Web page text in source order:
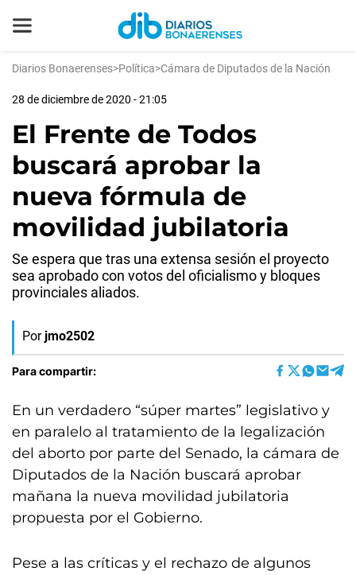
Diarios Bonaerenses>Política>Cámara de Diputados de la Nación
28 de diciembre de 2020 - 21:05
El Frente de Todos
buscará aprobar la
nueva fórmula de
movilidad jubilatoria
Se espera que tras una extensa sesión el proyecto
sea aprobado con votos del oficialismo y bloques
provinciales aliados.
Por jmo2502
Para compartir:
En un verdadero “súper martes” legislativo y
en paralelo al tratamiento de la legalización
del aborto por parte del Senado, la cámara de
Diputados de la Nación buscará aprobar
mañana la nueva movilidad jubilatoria
propuesta por el Gobierno.
Pese a las críticas y el rechazo de algunos